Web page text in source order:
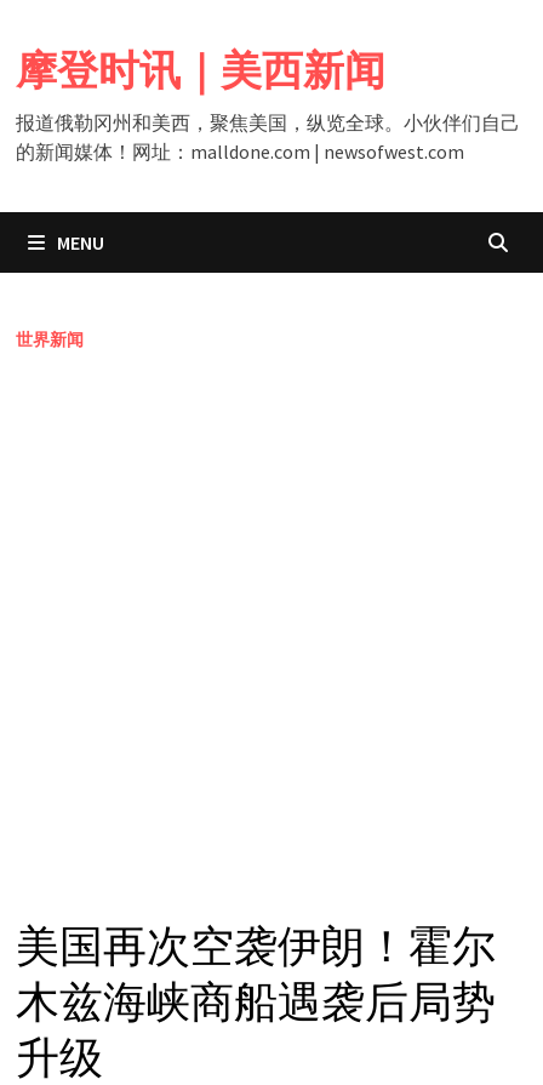
content
摩登时讯｜美西新闻
报道俄勒冈州和美西，聚焦美国，纵览全球。小伙伴们自己
的新闻媒体！网址：malldone.com | newsofwest.com
MENU
世界新闻
美国再次空袭伊朗！霍尔
木兹海峡商船遇袭后局势
升级